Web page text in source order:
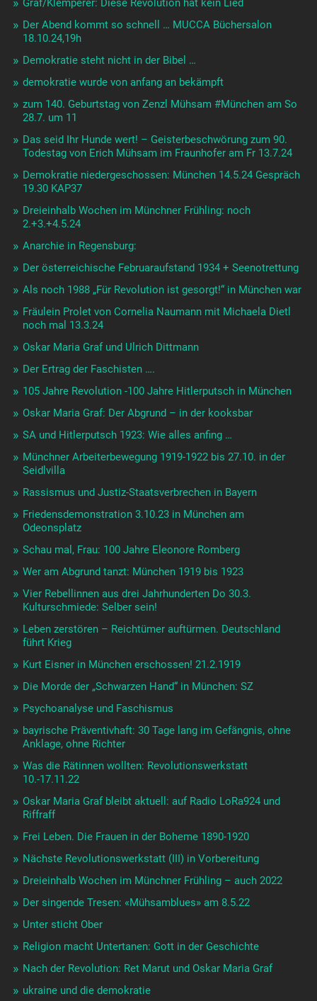
Die Morde der „Schwarzen Hand“ in München: SZ
Psychoanalyse und Faschismus
bayrische Präventivhaft: 30 Tage lang im Gefängnis, ohne
Was die Rätinnen wollten: Revolutionswerkstatt
Oskar Maria Graf bleibt aktuell: auf Radio LoRa924 und
Frei Leben. Die Frauen in der Boheme 1890-1920
Nächste Revolutionswerkstatt (III) in Vorbereitung
Dreieinhalb Wochen im Münchner Frühling – auch 2022
Der singende Tresen: «Mühsamblues» am 8.5.22
Unter sticht Ober
Religion macht Untertanen: Gott in der Geschichte
Nach der Revolution: Ret Marut und Oskar Maria Graf
ukraine und die demokratie
Kriegslenz – Anarchie statt Rüstungswahn!
Kurt Eisner: +21.2.1919
Demokratie-Neustart 2022? Bürgerräte?
Demokratie.Start1918
November in Bayern: Eisner, Hitler, Elser, Pogrome …
Rechte Fälschungen vor 100 Jahren
Fanny oder Franziska von Reventlow in Wahnmoching
Aktuelle Verelendung unserer Gesellschaften – wie lernen
wir Veränderung?
Emil Julius Gumbel: Statistik der Feme-Morde – 25.8.2021,
19:25 Uhr
Finissage- Lesung mit Musik: Sarah Sonja Lerch
Eugene Levine + hingerichtet 5.6.1919 München Stadelheim
Kurt Eisner, Gustav Landauer, Erich Mühsam: Und die
Mörder-Reaktion
Rosa Luxemburg: Lehren und Lernen
Revolution – Wer stört die Ordnung? Sonja Lerch + 29. März
Semitismen deutscher Geschichte
Das Rätesystem nach Erich Mühsam
Rosa Luxemburg neu zu lesen
Kreis für Geschichtsarbeit der 20er Jahre
Und wieder kamen die Lederhosen wie eine Krankheit über
die Stadt
politische Untergrundtätigkeit PUT
Franz Jung: Die Technik des Glücks
Wie der Faschismus in München wuchs …
Kollektiv Herzfeld: Dreieinhalb Wochen im Münchner